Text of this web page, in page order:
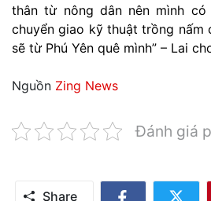
thân từ nông dân nên mình
chuyển giao kỹ thuật trồng nấm
sẽ từ Phú Yên quê mình” – Lai
Nguồn Zing News
Đánh giá
Share